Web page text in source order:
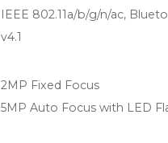
IEEE 802.11a/b/g/n/ac,
v4.1
2MP Fixed Focus
5MP Auto Focus with LED